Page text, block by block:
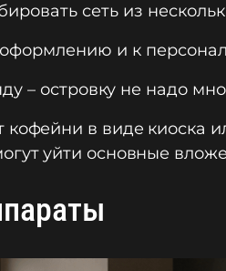
сеть из
и к
– островку не надо
в виде киоска
уйти основные